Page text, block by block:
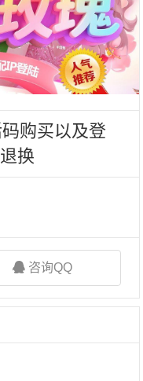
购买以及登
换
咨询QQ